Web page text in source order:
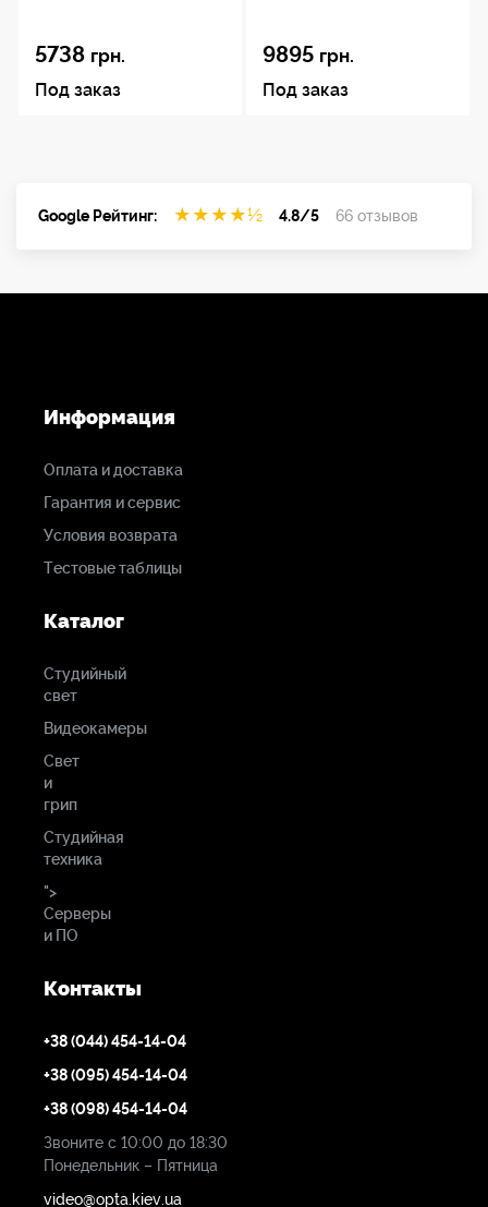
5738 грн.
Под заказ
9895 грн.
Под заказ
Google Рейтинг: ★ ★ ★ ★½ 4.8/5 66 отзывов
Информация
Оплата и доставка
Гарантия и сервис
Условия возврата
Тестовые таблицы
Каталог
Студийный
свет
Видеокамеры
Свет
и
грип
Студийная
техника
">
Серверы
и ПО
Контакты
+38 (044) 454-14-04
+38 (095) 454-14-04
+38 (098) 454-14-04
Звоните с 10:00 до 18:30
Понедельник – Пятница
video@opta.kiev.ua